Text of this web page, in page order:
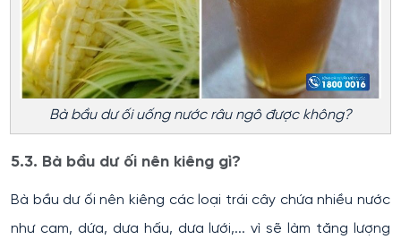
Bà bầu dư ối uống nước râu ngô được không?
5.3. Bà bầu dư ối nên kiêng gì?
Bà bầu dư ối nên kiêng các loại trái cây chứa nhiều nước
như cam, dứa, dưa hấu, dưa lưới,... vì sẽ làm tăng lượng